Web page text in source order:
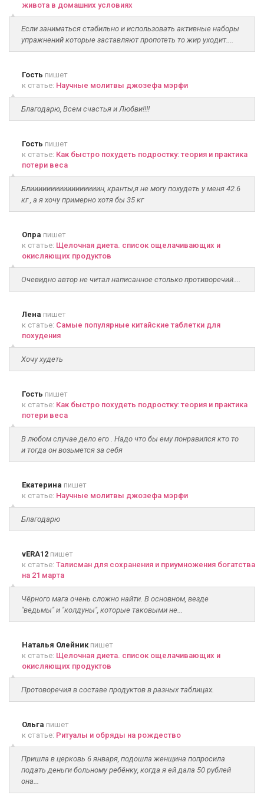
живота в домашних условиях
Если заниматься стабильно и использовать активные наборы
упражнений которые заставляют пропотеть то жир уходит....
Гость пишет
к статье: Научные молитвы джозефа мэрфи
Благодарю, Всем счастья и Любви!!!!
Гость пишет
к статье: Как быстро похудеть подростку: теория и практика
потери веса
Блииииииииииииииииин, кранты,я не могу похудеть у меня 42.6
кг , а я хочу примерно хотя бы 35 кг
Опра пишет
к статье: Щелочная диета. список ощелачивающих и
окисляющих продуктов
Очевидно автор не читал написанное столько противоречий....
Лена пишет
к статье: Самые популярные китайские таблетки для
похудения
Хочу худеть
Гость пишет
к статье: Как быстро похудеть подростку: теория и практика
потери веса
В любом случае дело его . Надо что бы ему понравился кто то
и тогда он возьмется за себя
Екатерина пишет
к статье: Научные молитвы джозефа мэрфи
Благодарю
vERA12 пишет
к статье: Талисман для сохранения и приумножения богатства
на 21 марта
Чёрного мага очень сложно найти. В основном, везде
"ведьмы" и "колдуны", которые таковыми не...
Наталья Олейникпишет
к статье: Щелочная диета. список ощелачивающих и
окисляющих продуктов
Протоворечия в составе продуктов в разных таблицах.
Ольга пишет
к статье: Ритуалы и обряды на рождество
Пришла в церковь 6 января, подошла женщина попросила
подать деньги больному ребёнку, когда я ей дала 50 рублей
она...